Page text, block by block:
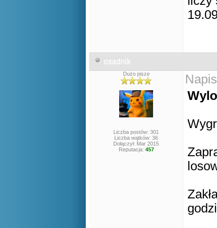
osadnik
Dużo pisze
Liczba postów: 301
Liczba wątków: 36
Dołączył: Mar 2015
Reputacja: 457